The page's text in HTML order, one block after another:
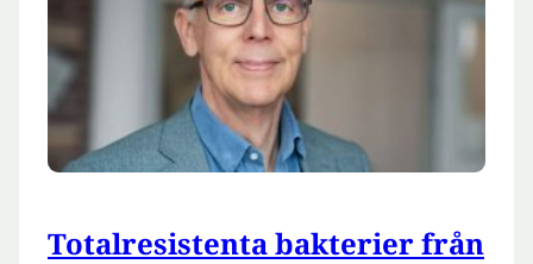
Totalresistenta bakterier från